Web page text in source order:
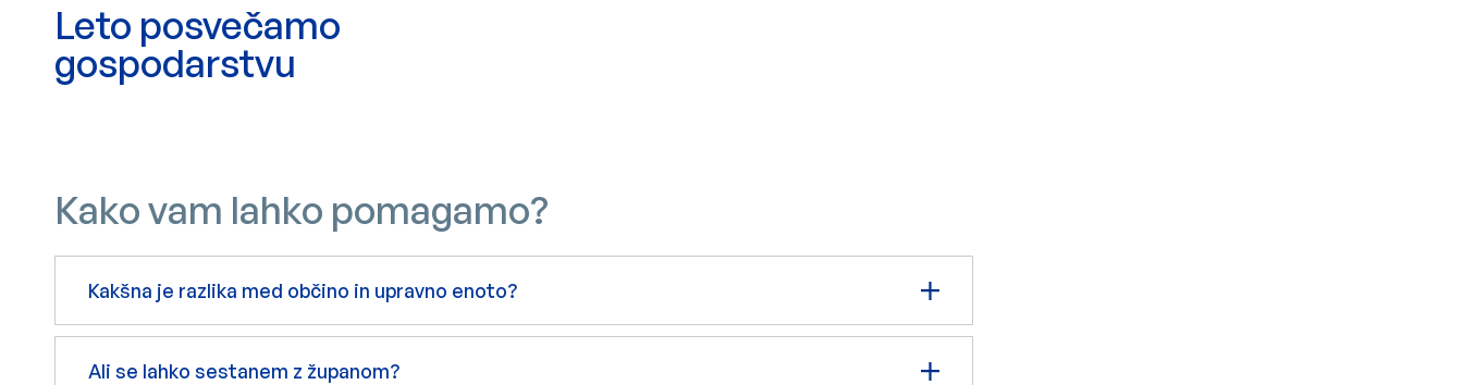
Leto posvečamo
gospodarstvu
Kako vam lahko pomagamo?
Kakšna je razlika med občino in upravno enoto?
Ali se lahko sestanem z županom?